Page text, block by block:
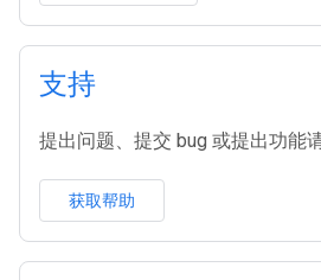
支持
提出问题、提交 bug 或提出功能请
获取帮助